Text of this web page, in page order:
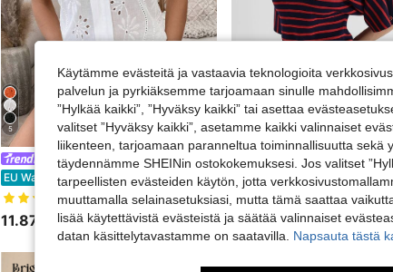
5
#Maanviljelijöiden markkinat
EU Warehouse SHEIN Holidaya Naisten lovitettu V-aukkoinen puhvihihainen paita, lyhythihaiset topit
(1000+)
11.87€
NEW KSTM Neuletoppi merellinen raitakuosi, venekaulus, olkapääpainikeyksityiskohta, boxy-malli,
19.18€
Käytämme evästeitä ja vastaavia teknologioita
palvelun ja pyrkiäksemme tarjoamaan sinulle
”Hylkää kaikki”, ”Hyväksy kaikki” tai asettaa
valitset ”Hyväksy kaikki”, asetamme kaikki valinnaiset
liikenteen, tarjoamaan paranneltua toiminnallisuutta sekä
täydennämme SHEINin ostokokemuksesi. Jos valitset
tarpeellisten evästeiden käytön, jotta
muuttamalla selainasetuksiasi, mutta tämä saattaa
lisää käytettävistä evästeistä ja säätää valinnaiset
datan käsittelytavastamme on saatavilla. Napsauta tästä